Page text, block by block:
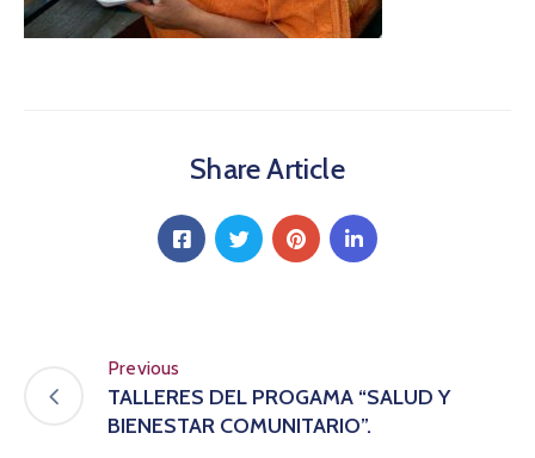
Share Article
Previous
TALLERES DEL PROGAMA “SALUD Y
BIENESTAR COMUNITARIO”.